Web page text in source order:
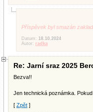
Příspěvek byl smazán
Datum: 18.10.2024
Autor: radka
Re: Jarní sraz 2025
Bezva!!
Jen technická poznámka.
[ Zpět ]